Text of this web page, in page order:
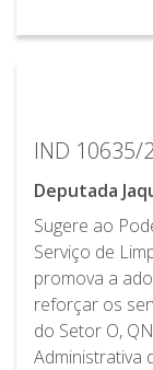
IND 10635/
Deputada
Sugere ao
Serviço de
promova a
reforçar os
do Setor O,
Administrativa